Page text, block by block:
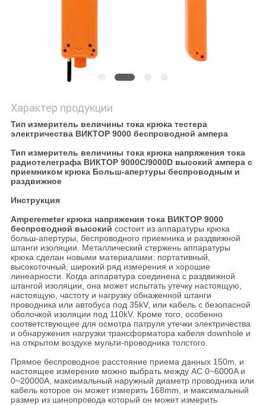
Характер продукции
Тип измеритель величины тока крюка тестера
электричества ВИКТОР 9000 беспроводной ампера
Тип измеритель величины тока крюка напряжения тока
радиотелеграфа ВИКТОР 9000C/9000D высокий ампера с
приемником крюка Больш-апертуры беспроводным и
раздвижное
Инструкция
Amperemeter крюка напряжения тока ВИКТОР 9000
беспроводной высокий состоит из аппаратуры крюка
больш-апертуры, беспроводного приемника и раздвижной
штанги изоляции. Металлический стержень аппаратуры
крюка сделан новыми материалами: портативный,
высокоточный, широкий ряд измерения и хорошие
линеарности. Когда аппаратура соединена с раздвижной
штангой изоляции, она может испытать утечку настоящую,
настоящую, частоту и нагрузку обнаженной штанги
проводника или автобуса под 35kV, или кабель с безопасной
оболочкой изоляции под 110kV. Кроме того, особенно
соответствующее для осмотра патруля утечки электричества
и обнаружения нагрузки трансформатора кабеля downhole и
на открытом воздухе мульти-проводника толстого.
Прямое беспроводное расстояние приема данных 150m, и
настоящее измерение можно выбрать между AC 0~6000A и
0~20000A, максимальный наружный диаметр проводника или
кабель которое он может измерить 168mm, и максимальный
размер из шинопровода который он может измерить